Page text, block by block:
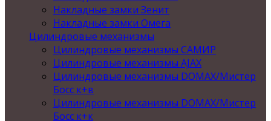
Накладные замки Зенит
Накладные замки Омега
Цилиндровые механизмы
Цилиндровые механизмы САМИР
Цилиндровые механизмы AJAX
Цилиндровые механизмы DOMAX/Мистер
Босс к+в
Цилиндровые механизмы DOMAX/Мистер
Босс к+к